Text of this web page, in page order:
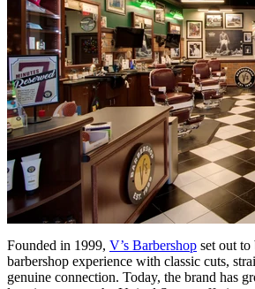
Founded in 1999, V’s Barbershop set out to
barbershop experience with classic cuts,
genuine connection. Today, the brand has